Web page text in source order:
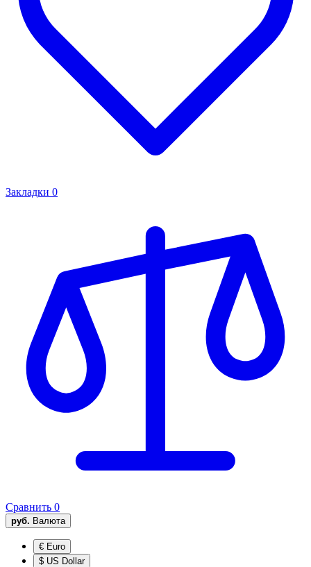
Закладки 0
Сравнить 0
руб. Валюта
€ Euro
$ US Dollar